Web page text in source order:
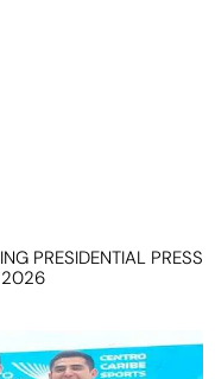
PRESIDENTIAL PRESS
2026